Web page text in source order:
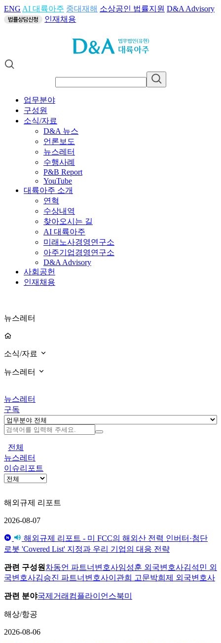
ENG AI 대륙아주 중대재해 소상공인 법률지원 D&A Advisory
인재채용
업무분야
구성원
소식/자료
D&A 뉴스
언론보도
뉴스레터
수행사례
P&B Report
YouTube
대륙아주 소개
연혁
수상내역
찾아오시는 길
AI 대륙아주
미래노사경영연구소
아주기업경영연구소
D&A Advisory
사회공헌
인재채용
뉴스레터
소식/자료
뉴스레터
뉴스레터
구독
전체
뉴스레터
이슈리포트
해외규제 리포트
2026-08-07
해외규제 리포트 - 미 FCC의 해외산 전력 인버터·첨단
로봇 'Covered List' 지정과 우리 기업의 대응 전략
관련 구성원 차동언 파트너변호사임성훈 외국변호사김석민 외
국변호사김승진 파트너변호사이관희 고문박희제 외국변호사
관련 분야국제거래 컴플라이언스북미
해상/항공
2026-08-06